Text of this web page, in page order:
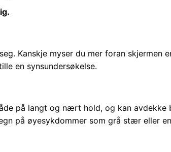
Kanskje myser du mer foran skjermen
en synsundersøkelse.
på langt og nært hold, og kan
på øyesykdommer som grå stær eller